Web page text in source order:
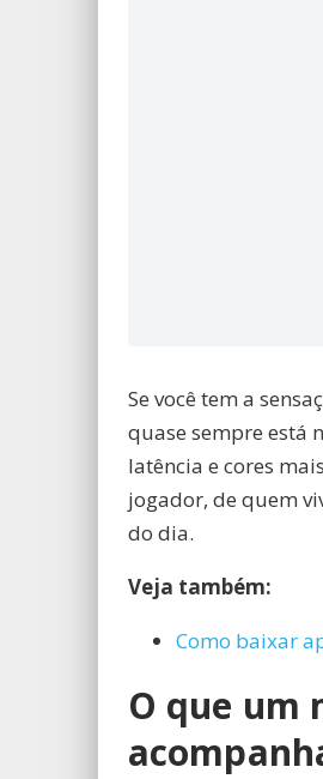
Se você tem a
quase sempre está
latência e cores
jogador, de quem
do dia.
Veja também:
Como baixar
O que um